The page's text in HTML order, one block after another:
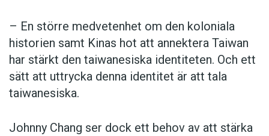
– En större medvetenhet om den koloniala
historien samt Kinas hot att annektera Taiwan
har stärkt den taiwanesiska identiteten. Och ett
sätt att uttrycka denna identitet är att tala
taiwanesiska.
Johnny Chang ser dock ett behov av att stärka